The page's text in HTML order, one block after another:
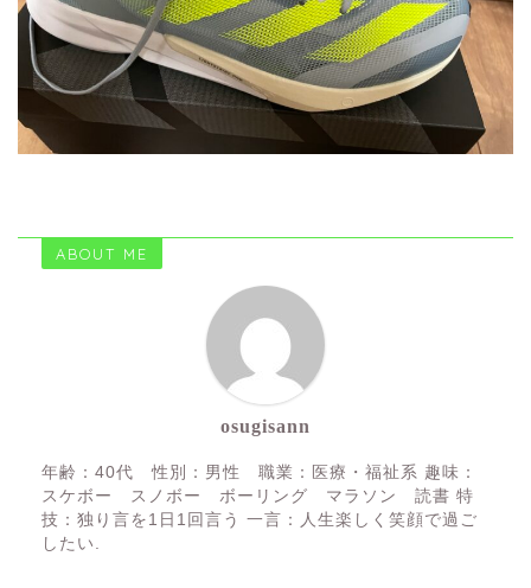
ABOUT ME
osugisann
年齢：40代 性別：男性 職業：医療・福祉系 趣味：
スケボー スノボー ボーリング マラソン 読書 特
技：独り言を1日1回言う 一言：人生楽しく笑顔で過ご
したい.